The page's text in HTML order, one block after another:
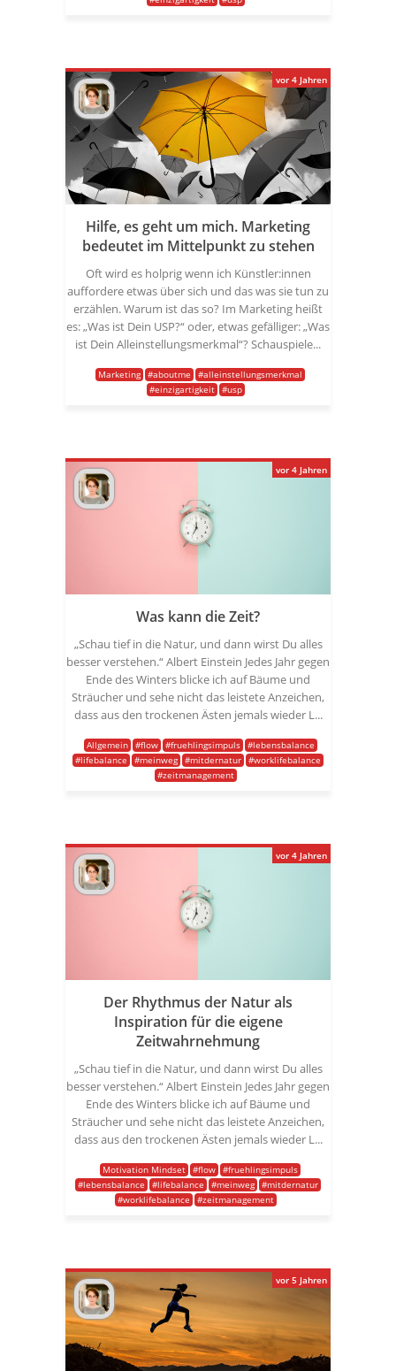
Hilfe, es geht um mich. Marketing
bedeutet im Mittelpunkt zu stehen
Oft wird es holprig wenn ich Künstler:innen
auffordere etwas über sich und das was sie tun zu
erzählen. Warum ist das so? Im Marketing heißt
es: „Was ist Dein USP?“ oder, etwas gefälliger: „Was
ist Dein Alleinstellungsmerkmal“? Schauspiele...
Marketing #aboutme
#alleinstellungsmerkmal
#einzigartigkeit #usp
vor 4 Jahren
Was kann die Zeit?
„Schau tief in die Natur, und dann wirst Du alles
besser verstehen.“ Albert Einstein Jedes Jahr gegen
Ende des Winters blicke ich auf Bäume und
Sträucher und sehe nicht das leistete Anzeichen,
dass aus den trockenen Ästen jemals wieder L...
Allgemein #flow #fruehlingsimpuls
#lebensbalance
#lifebalance
#meinweg #mitdernatur #worklifebalance
#zeitmanagement
vor 4 Jahren
Der Rhythmus der Natur als
Inspiration für die eigene
Zeitwahrnehmung
„Schau tief in die Natur, und dann wirst Du alles
besser verstehen.“ Albert Einstein Jedes Jahr gegen
Ende des Winters blicke ich auf Bäume und
Sträucher und sehe nicht das leistete Anzeichen,
dass aus den trockenen Ästen jemals wieder L...
Motivation Mindset #flow #fruehlingsimpuls
#lebensbalance
#lifebalance #meinweg #mitdernatur
#worklifebalance
#zeitmanagement
vor 4 Jahren
vor 5 Jahren